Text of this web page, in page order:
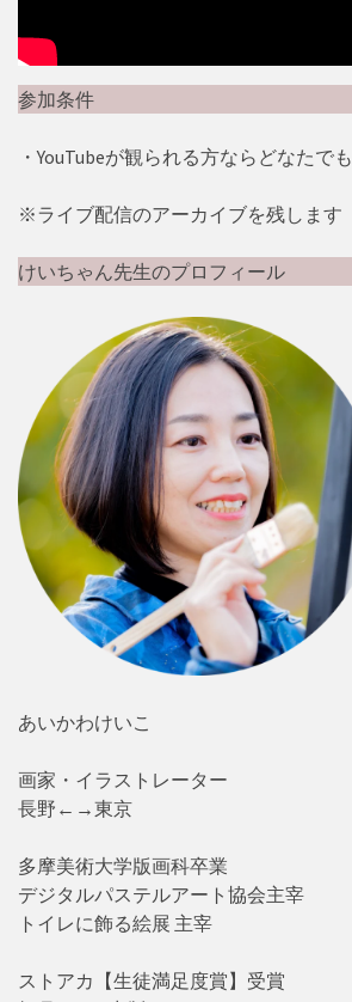
参加条件
・YouTubeが観られる方ならどなたでも
※ライブ配信のアーカイブを残します
けいちゃん先生のプロフィール
あいかわけいこ
画家・イラストレーター
長野←→東京
多摩美術大学版画科卒業
デジタルパステルアート協会主宰
トイレに飾る絵展 主宰
ストアカ【生徒満足度賞】受賞